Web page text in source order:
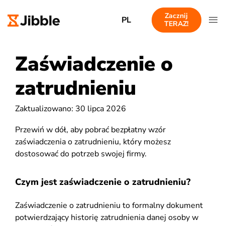
PL
Zacznij
TERAZ!
Zaświadczenie o
zatrudnieniu
Zaktualizowano: 30 lipca 2026
Przewiń w dół, aby pobrać bezpłatny wzór
zaświadczenia o zatrudnieniu, który możesz
dostosować do potrzeb swojej firmy.
Czym jest zaświadczenie o zatrudnieniu?
Zaświadczenie o zatrudnieniu to formalny dokument
potwierdzający historię zatrudnienia danej osoby w